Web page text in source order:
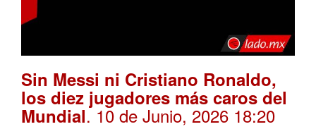
Sin Messi ni Cristiano Ronaldo,
los diez jugadores más caros del
Mundial. 10 de Junio, 2026 18:20